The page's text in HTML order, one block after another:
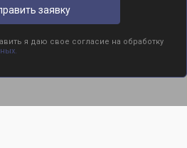
заявку
я даю свое согласие на обработку